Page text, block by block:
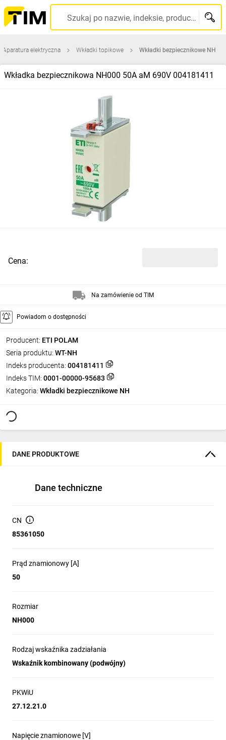
Szukaj po nazwie, indeksie, producencie, kodzie kreskowym...
Aparatura elektryczna Wkładki topikowe Wkładki bezpiecznikowe NH
Wkładka bezpiecznikowa NH000 50A aM 690V 004181411
Producent: ETI POLAM
Seria produktu: WT-NH
Indeks producenta: 004181411
Indeks TIM: 0001-00000-95683
Kategoria: Wkładki bezpiecznikowe NH
Cena:
Na zamówienie od TIM
Powiadom o dostępności
DANE PRODUKTOWE
Dane techniczne
CN
85361050
Prąd znamionowy [A]
50
Rozmiar
NH000
Rodzaj wskaźnika zadziałania
Wskaźnik kombinowany (podwójny)
PKWiU
27.12.21.0
Napięcie znamionowe [V]